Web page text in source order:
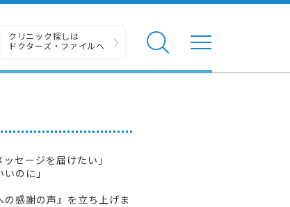
クリニック探しは
ドクターズ・ファイルへ
セージを届けたい」
のに」
感謝の声』を立ち上げま